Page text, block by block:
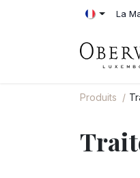
Se rendre au contenu La
Produits